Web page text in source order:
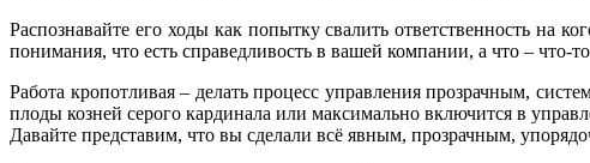
Распознавайте его ходы как попытку свалить ответственность на
понимания, что есть справедливость в вашей компании, а что – что-
Работа кропотливая – делать процесс управления прозрачным,
плоды козней серого кардинала или максимально включится в
Давайте представим, что вы сделали всё явным, прозрачным,